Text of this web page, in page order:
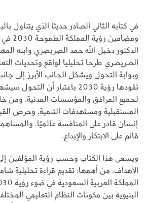
في كتابه الثاني الصادر حديثا الذي يتناول
الدكتور دخيل الله حمد الصريصري وابنه
الصريصري طرحا تحليليا لواقع وتحديات
وبوابة التحول ويشكل الجانب الأبرز إلى
تقودها رؤية 2030 باعتبار أن
لجميع المرافق والمؤسسات المدنية، ومن
المستقبلية ومستهدفات التنمية، وحرص
إنسان قادر على المنافسة عالميًا،
قائم على الابتكار والإبداع.
ويسعى هذا الكتاب وحسب رؤية المؤلفين
الأهداف، من أهمها: تقديم قراءة تحليلية
البنيوية بين مكونات النظام التعليمي